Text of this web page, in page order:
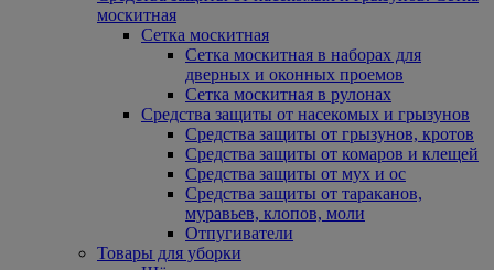
москитная
Сетка москитная
Сетка москитная в наборах для
дверных и оконных проемов
Сетка москитная в рулонах
Средства защиты от насекомых и грызунов
Средства защиты от грызунов, кротов
Средства защиты от комаров и клещей
Средства защиты от мух и ос
Средства защиты от тараканов,
муравьев, клопов, моли
Отпугиватели
Товары для уборки